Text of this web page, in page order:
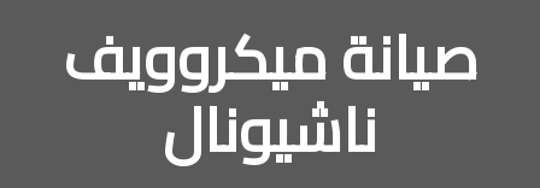
صيانة ميكروويف
ناشيونال